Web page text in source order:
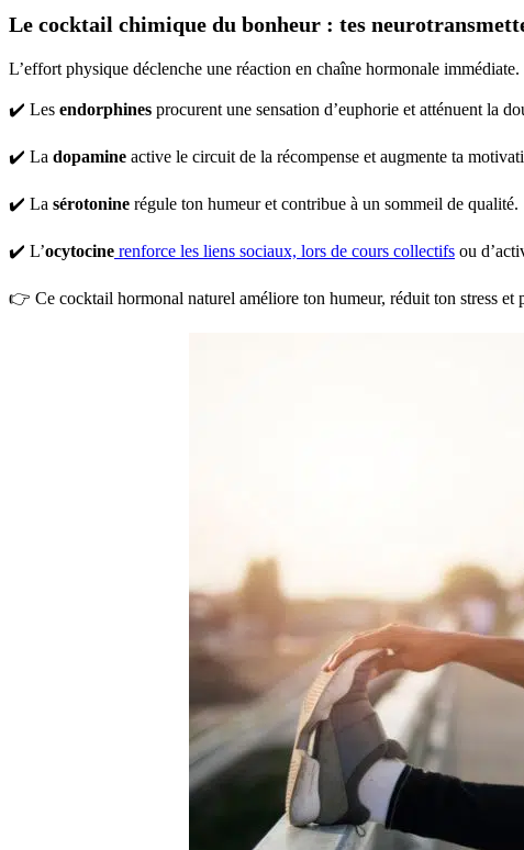
Le cocktail chimique du bonheur : tes
L’effort physique déclenche une réaction en chaîne hormonale immédiate.
✔️ Les endorphines procurent une sensation d’euphorie et atténuent la
✔️ La dopamine active le circuit de la récompense et augmente ta
✔️ La sérotonine régule ton humeur et contribue à un sommeil de qualité.
✔️ L’ocytocine renforce les liens sociaux, lors de cours collectifs ou
👉 Ce cocktail hormonal naturel améliore ton humeur, réduit ton stress et